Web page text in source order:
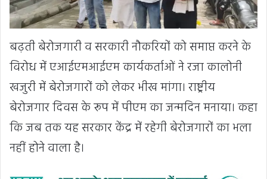
बढ़ती बेरोजगारी व सरकारी नौकरियों को समाप्त करने के
विरोध में एआईएमआईएम कार्यकर्ताओं ने रजा कालोनी
खजुरी में बेरोजगारों को लेकर भीख मांगा। राष्ट्रीय
बेरोजगार दिवस के रूप में पीएम का जन्मदिन मनाया। कहा
कि जब तक यह सरकार केंद्र में रहेगी बेरोजगारों का भला
नहीं होने वाला है।